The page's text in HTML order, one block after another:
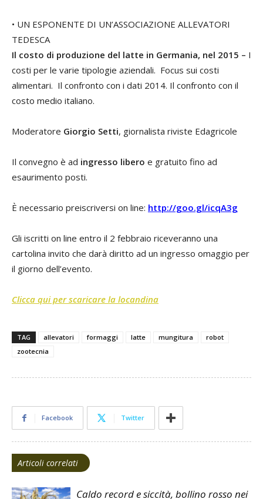
• UN ESPONENTE DI UN’ASSOCIAZIONE ALLEVATORI
TEDESCA
Il costo di produzione del latte in Germania, nel 2015 – I
costi per le varie tipologie aziendali. Focus sui costi
alimentari. Il confronto con i dati 2014. Il confronto con il
costo medio italiano.
Moderatore Giorgio Setti, giornalista riviste Edagricole
Il convegno è ad ingresso libero e gratuito fino ad
esaurimento posti.
È necessario preiscriversi on line: http://goo.gl/icqA3g
Gli iscritti on line entro il 2 febbraio riceveranno una
cartolina invito che darà diritto ad un ingresso omaggio per
il giorno dell’evento.
Clicca qui per scaricare la locandina
TAG allevatori formaggi latte mungitura
robot
zootecnia
Facebook Twitter
Articoli correlati
Caldo record e siccità, bollino rosso nei